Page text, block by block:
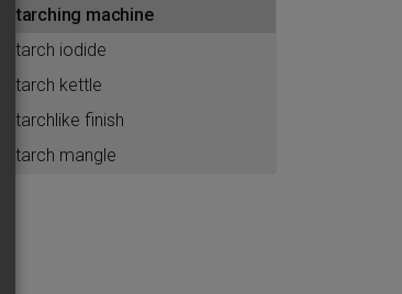
starching machine
starch iodide
starch kettle
starchlike finish
starch mangle